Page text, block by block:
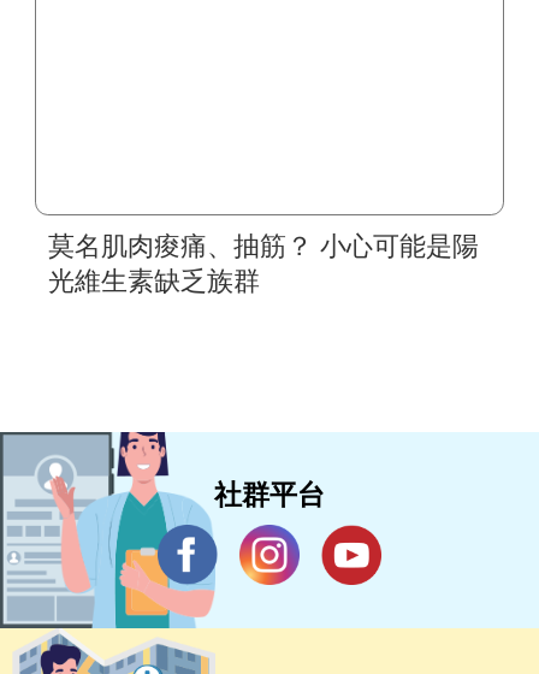
莫名肌肉痠痛、抽筋？ 小心可能是陽
光維生素缺乏族群
社群平台